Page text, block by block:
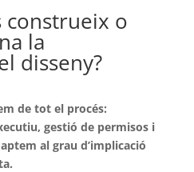
construeix o
la
disseny?
de tot el procés:
gestió de permisos i
al grau d’implicació